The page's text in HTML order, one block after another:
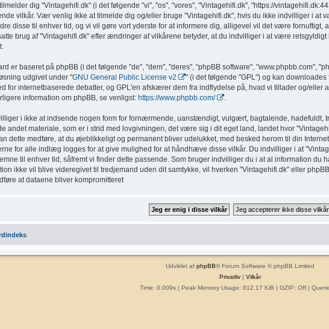
dig "Vintagehifi.dk" (i det følgende "vi", "os", "vores", "Vintagehifi.dk", "https://
vilkår. Vær venlig ikke at tilmelde dig og/eller bruge "Vintagehifi.dk", hvis du ikke indvilliger i at
disse til enhver tid, og vi vil gøre vort yderste for at informere dig, alligevel vil det være fornuftigt,
brug af "Vintagehifi.dk" efter ændringer af vilkårene betyder, at du indvilliger i at være
er baseret på phpBB (i det følgende "de", "dem", "deres", "phpBB software", "www.phpbb.com",
udgivet under "GNU General Public License v2 " (i det følgende "GPL") og kan downloades
for internetbaserede debatter, og GPL'en afskærer dem fra indflydelse på, hvad vi tillader og/
information om phpBB, se venligst: https://www.phpbb.com/ .
i ikke at indsende nogen form for fornærmende, uanstændigt, vulgært, bagtalende, hadefuldt,
andet materiale, som er i strid med lovgivningen, det være sig i dit eget land, landet hvor
dette medføre, at du øjeblikkeligt og permanent bliver udelukket, med besked herom til din
for alle indlæg logges for at give mulighed for at håndhæve disse vilkår. Du indvilliger i at
til enhver tid, såfremt vi finder dette passende. Som bruger indvilliger du i at al information du
ikke vil blive videregivet til tredjemand uden dit samtykke, vil hverken "Vintagehifi.dk" eller
at dataene bliver kompromitteret
Udviklet af phpBB® Forum Software © phpBB Limited
Privatliv| Vilkår
Time: 0.009s| Peak Memory Usage: 812.17 KiB | GZIP: Off |